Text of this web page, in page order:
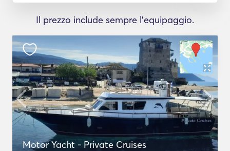
Il prezzo include sempre l'equipaggio.
Motor Yacht - Private Cruises